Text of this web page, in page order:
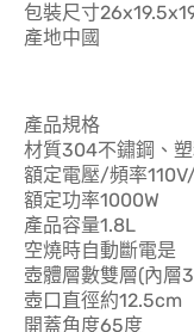
包裝尺寸
產地中國
產品規格
材質304不鏽鋼、
額定電壓/頻率
額定功率1000W
產品容量1.8L
空燒時自動斷電是
壺體層數雙層(內層
壺口直徑約12.5cm
開蓋角度65度